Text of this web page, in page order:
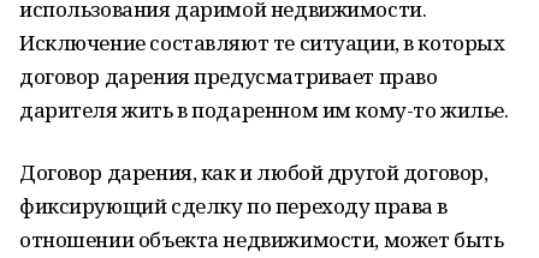
использования даримой недвижимости.
Исключение составляют те ситуации, в которых
договор дарения предусматривает право
дарителя жить в подаренном им кому-то жилье.
Договор дарения, как и любой другой договор,
фиксирующий сделку по переходу права в
отношении объекта недвижимости, может быть